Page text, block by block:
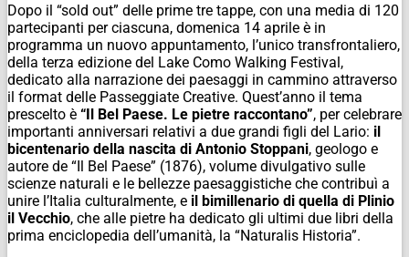
Dopo il “sold out” delle prime tre tappe, con una media di 120
partecipanti per ciascuna, domenica 14 aprile è in
programma un nuovo appuntamento, l’unico transfrontaliero,
della terza edizione del Lake Como Walking Festival,
dedicato alla narrazione dei paesaggi in cammino attraverso
il format delle Passeggiate Creative. Quest’anno il tema
prescelto è “Il Bel Paese. Le pietre raccontano”, per celebrare
importanti anniversari relativi a due grandi figli del Lario: il
bicentenario della nascita di Antonio Stoppani, geologo e
autore de “Il Bel Paese” (1876), volume divulgativo sulle
scienze naturali e le bellezze paesaggistiche che contribuì a
unire l’Italia culturalmente, e il bimillenario di quella di Plinio
il Vecchio, che alle pietre ha dedicato gli ultimi due libri della
prima enciclopedia dell’umanità, la “Naturalis Historia”.